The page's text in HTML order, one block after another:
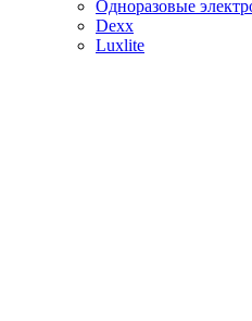
Одноразовые
Dexx
Luxlite